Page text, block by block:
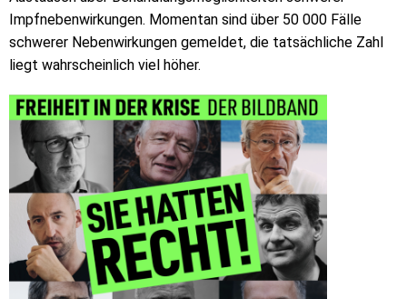
Impfnebenwirkungen. Momentan sind über 50 000 Fälle
schwerer Nebenwirkungen gemeldet, die tatsächliche Zahl
liegt wahrscheinlich viel höher.